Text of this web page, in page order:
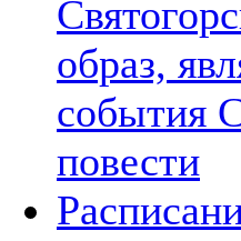
образ,
события
повести